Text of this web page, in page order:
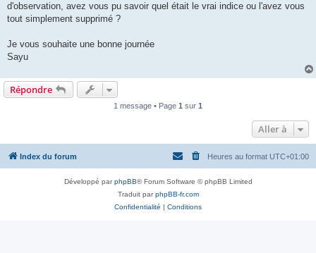
d'observation, avez vous pu savoir quel était le vrai indice ou l'avez vous
tout simplement supprimé ?
Je vous souhaite une bonne journée
Sayu
Répondre
1 message • Page 1 sur 1
Aller à
Index du forum Heures au format UTC+01:00
Développé parphpBB® Forum Software © phpBB Limited
Traduit parphpBB-fr.com
Confidentialité | Conditions